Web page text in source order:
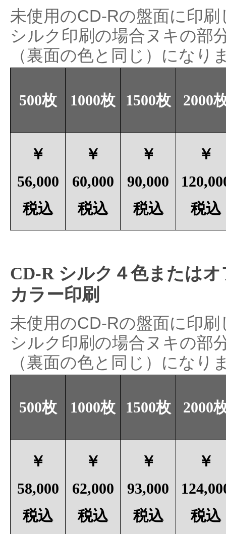
未使用のCD-Rの盤面に印刷
シルク印刷の場合ヌキの部
（裏面の色と同じ）になり
500枚 1000枚 1500枚 2000
￥
56,000
税込
￥
60,000
税込
￥
90,000
税込
￥
税込
CD-R シルク４色または
カラー印刷
未使用のCD-Rの盤面に印刷
シルク印刷の場合ヌキの部
（裏面の色と同じ）になり
500枚 1000枚 1500枚 2000
￥
58,000
税込
￥
62,000
税込
￥
93,000
税込
￥
税込